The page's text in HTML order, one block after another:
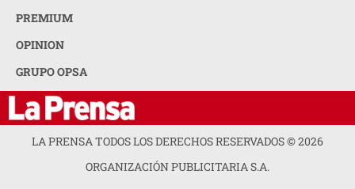
PREMIUM
OPINION
GRUPO OPSA
LA PRENSA TODOS LOS DERECHOS RESERVADOS ©2026
ORGANIZACIÓN PUBLICITARIA S.A.